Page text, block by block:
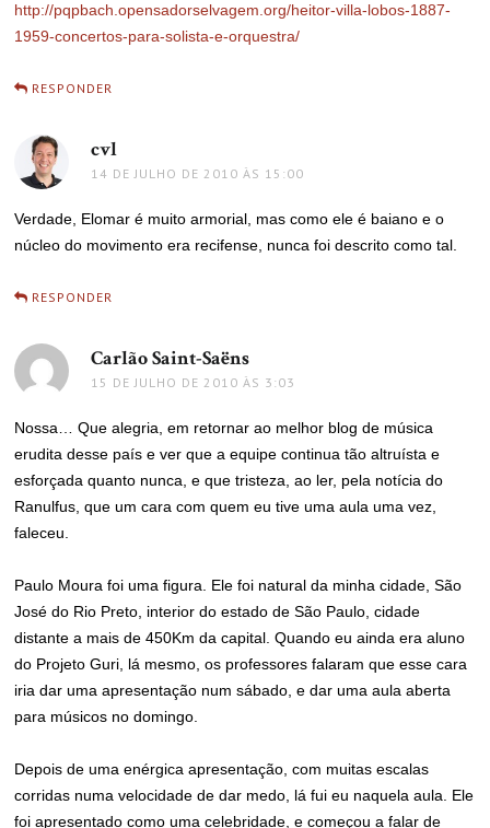
http://pqpbach.opensadorselvagem.org/heitor-villa-lobos-1887-
1959-concertos-para-solista-e-orquestra/
RESPONDER
cvl
14 DE JULHO DE 2010 ÀS 15:00
Verdade, Elomar é muito armorial, mas como ele é baiano e o
núcleo do movimento era recifense, nunca foi descrito como tal.
RESPONDER
Carlão Saint-Saëns
15 DE JULHO DE 2010 ÀS 3:03
Nossa… Que alegria, em retornar ao melhor blog de música
erudita desse país e ver que a equipe continua tão altruísta e
esforçada quanto nunca, e que tristeza, ao ler, pela notícia do
Ranulfus, que um cara com quem eu tive uma aula uma vez,
faleceu.
Paulo Moura foi uma figura. Ele foi natural da minha cidade, São
José do Rio Preto, interior do estado de São Paulo, cidade
distante a mais de 450Km da capital. Quando eu ainda era aluno
do Projeto Guri, lá mesmo, os professores falaram que esse cara
iria dar uma apresentação num sábado, e dar uma aula aberta
para músicos no domingo.
Depois de uma enérgica apresentação, com muitas escalas
corridas numa velocidade de dar medo, lá fui eu naquela aula. Ele
foi apresentado como uma celebridade, e começou a falar de